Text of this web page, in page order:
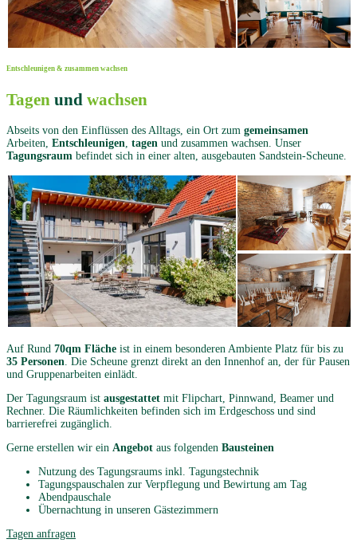
Entschleunigen & zusammen wachsen
Tagen und wachsen
Abseits von den Einflüssen des Alltags, ein Ort zum gemeinsamen
Arbeiten, Entschleunigen tagen und zusammen wachsen. Unser
Tagungsraum befindet sich in einer alten, ausgebauten Sandstein-Scheune.
Auf Rund 70qm Fläche ist in einem besonderen Ambiente Platz für bis zu
35 Personen . Die Scheune grenzt direkt an den Innenhof an, der für Pausen
und Gruppenarbeiten einlädt.
Der Tagungsraum ist ausgestattet mit Flipchart, Pinnwand, Beamer und
Rechner. Die Räumlichkeiten befinden sich im Erdgeschoss und sind
barrierefrei zugänglich.
Gerne erstellen wir ein Angebot aus folgenden Bausteinen
Nutzung des Tagungsraums inkl. Tagungstechnik
Tagungspauschalen zur Verpflegung und Bewirtung am Tag
Abendpauschale
Übernachtung in unseren Gästezimmern
Tagen anfragen